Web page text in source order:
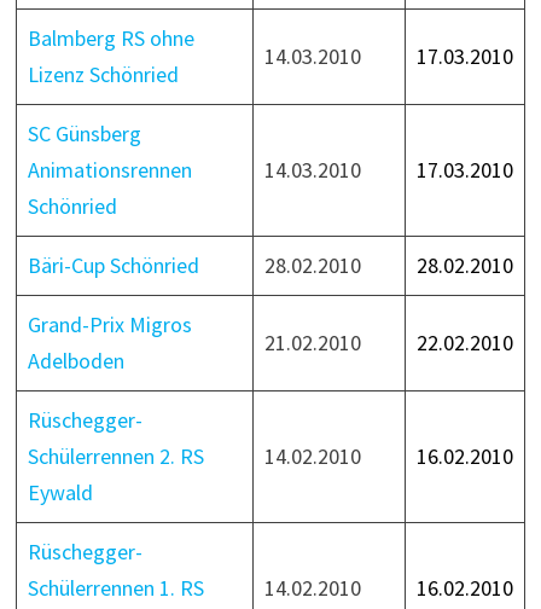
Balmberg RS ohne
Lizenz Schönried
14.03.2010 17.03.2010
SC Günsberg
Animationsrennen
Schönried
14.03.2010 17.03.2010
Bäri-Cup Schönried 28.02.2010 28.02.2010
Grand-Prix Migros
Adelboden
21.02.2010 22.02.2010
Rüschegger-
Schülerrennen 2. RS
Eywald
14.02.2010 16.02.2010
Rüschegger-
Schülerrennen 1. RS
14.02.2010 16.02.2010